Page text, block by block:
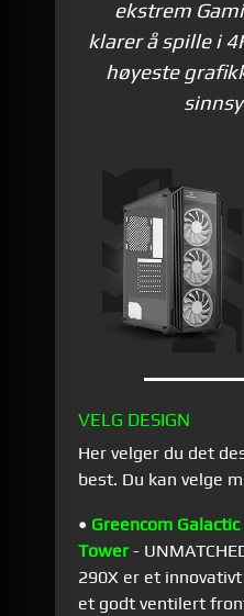
ekstrem
klarer å spille i
høyeste
VELG DESIGN
Her velger du det
best. Du kan velge
• Greencom Galactic
Tower -
290X er et
et godt ventilert